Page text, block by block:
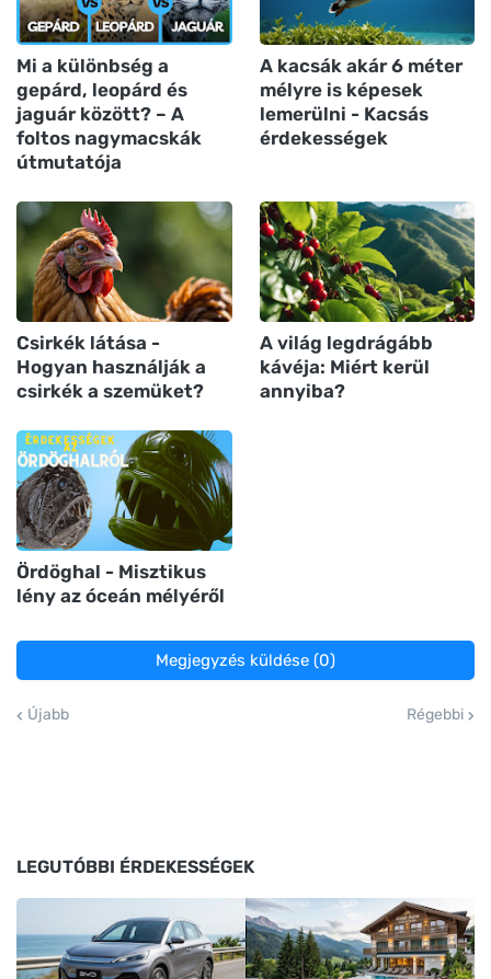
Mi a különbség a
gepárd, leopárd és
jaguár között? – A
foltos nagymacskák
útmutatója
A kacsák akár 6 méter
mélyre is képesek
lemerülni - Kacsás
érdekességek
Csirkék látása -
Hogyan használják a
csirkék a szemüket?
A világ legdrágább
kávéja: Miért kerül
annyiba?
Ördöghal - Misztikus
lény az óceán mélyéről
Megjegyzés küldése (0)
Újabb Régebbi
LEGUTÓBBI ÉRDEKESSÉGEK